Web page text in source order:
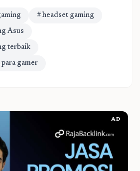
# headset gaming
Asus
terbaik
gamer
AD